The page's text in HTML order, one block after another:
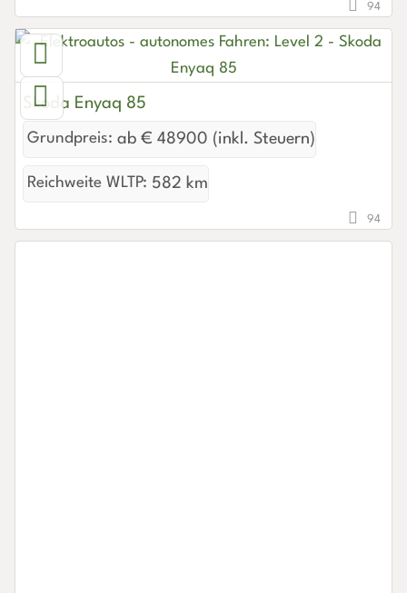
94
Skoda Enyaq 85
Grundpreis: ab € 48900 (inkl. Steuern)
Reichweite WLTP: 582 km
94